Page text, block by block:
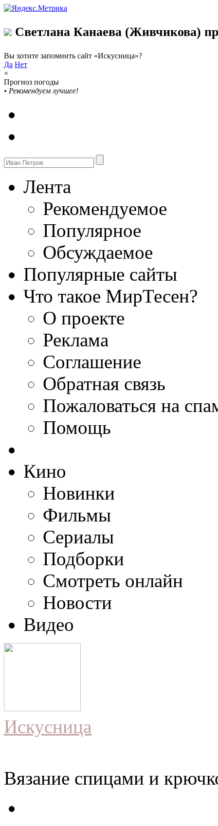
Светлана Канаева (Живчикова)
Вы хотите запомнить сайт «Искусница»?
Да Нет
×
Прогноз погоды
• Рекомендуем лучшее!
Лента
Рекомендуемое
Популярное
Обсуждаемое
Популярные сайты
Что такое МирТесен?
О проекте
Реклама
Соглашение
Обратная связь
Пожаловаться на
Помощь
Кино
Новинки
Фильмы
Сериалы
Подборки
Смотреть онлайн
Новости
Видео
Искусница
Вязание спицами и